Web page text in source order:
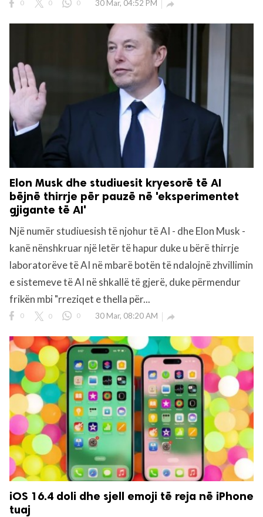
0 0 0 30 Mar, 04:52 PM 
Elon Musk dhe studiuesit kryesorë të AI
bëjnë thirrje për pauzë në 'eksperimentet
gjigante të AI'
Një numër studiuesish të njohur të AI - dhe Elon Musk -
kanë nënshkruar një letër të hapur duke u bërë thirrje
laboratorëve të AI në mbarë botën të ndalojnë zhvillimin
e sistemeve të AI në shkallë të gjerë, duke përmendur
frikën mbi "rreziqet e thella për...
0 0 0 30 Mar, 08:20 AM 
iOS 16.4 doli dhe sjell emoji të reja në iPhone
tuaj